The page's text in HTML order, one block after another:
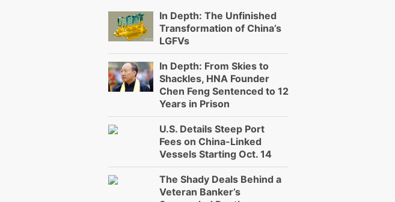
In Depth: The Unfinished
Transformation of China’s
LGFVs
In Depth: From Skies to
Shackles, HNA Founder
Chen Feng Sentenced to 12
Years in Prison
U.S. Details Steep Port
Fees on China-Linked
Vessels Starting Oct. 14
The Shady Deals Behind a
Veteran Banker’s